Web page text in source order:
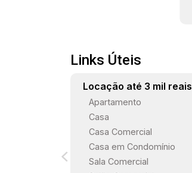
Links Úteis
Locação até 3 mil reais
Apartamento
Casa
Casa Comercial
Casa em Condomínio
Sala Comercial